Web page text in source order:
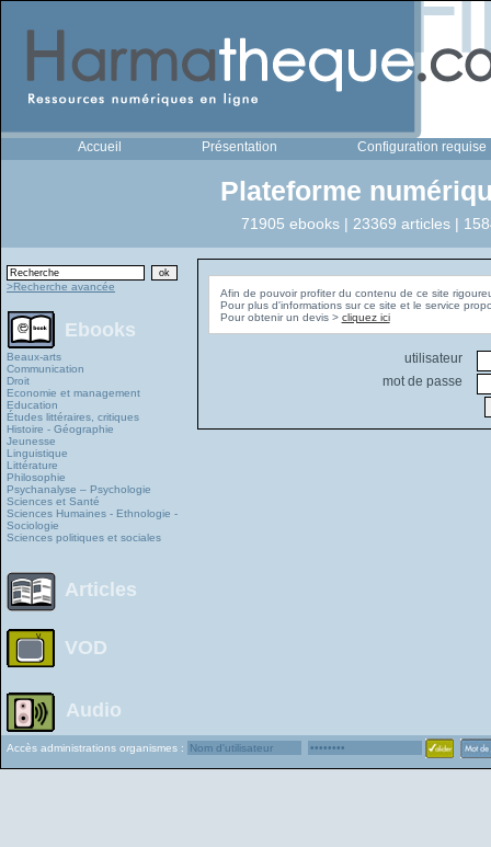
Accueil Présentation Configuration requise
Plateforme
71905 ebooks | 23369 articles |
>Recherche avancée
Ebooks
Beaux-arts
Communication
Droit
Economie et management
Education
Études littéraires, critiques
Histoire - Géographie
Jeunesse
Linguistique
Littérature
Philosophie
Psychanalyse – Psychologie
Sciences et Santé
Sciences Humaines - Ethnologie -
Sociologie
Sciences politiques et sociales
Articles
VOD
Audio
Afin de pouvoir profiter du contenu de ce site
Pour plus d'informations sur ce site et le service
Pour obtenir un devis > cliquez ici
utilisateur
mot de passe
Accès administrations organismes :